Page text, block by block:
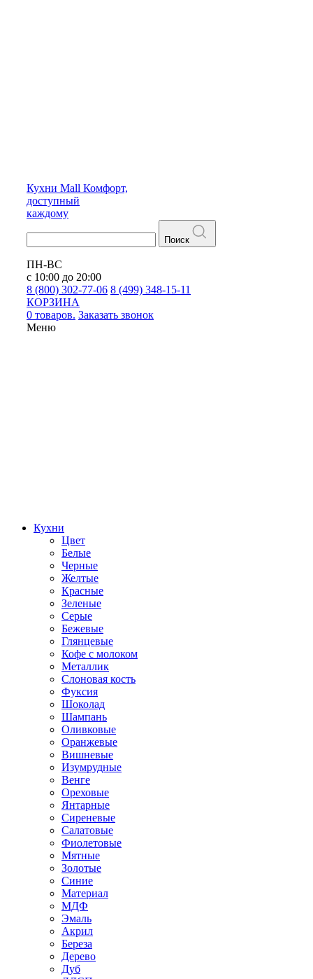
Кухни Mall Комфорт,
доступный
каждому
Поиск
ПН-ВС
с 10:00 до 20:00
8 (800) 302-77-06 8 (499) 348-15-11
КОРЗИНА
0 товаров. Заказать звонок
Меню
Кухни
Цвет
Белые
Черные
Желтые
Красные
Зеленые
Серые
Бежевые
Глянцевые
Кофе с молоком
Металлик
Слоновая кость
Фуксия
Шоколад
Шампань
Оливковые
Оранжевые
Вишневые
Изумрудные
Венге
Ореховые
Янтарные
Сиреневые
Салатовые
Фиолетовые
Мятные
Золотые
Синие
Материал
МДФ
Эмаль
Акрил
Береза
Дерево
Дуб